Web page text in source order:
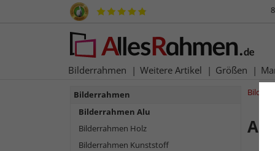
Bilderrahmen Weitere Artikel Größen
Bilderrahmen
Bilderrahmen Alu
Bilderrahmen Holz
Bilderrahmen Kunststoff